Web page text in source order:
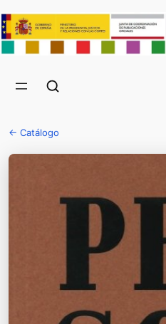
← Catálogo